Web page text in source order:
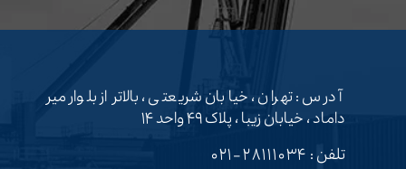
آدرس : تهران ، خیابان شریعتی ، بالاتر از بلوار میر
داماد ، خیابان زیبا ، پلاک ۴۹ واحد ۱۴
تلفن : ۲۸۱۱۱۰۳۴-۰۲۱